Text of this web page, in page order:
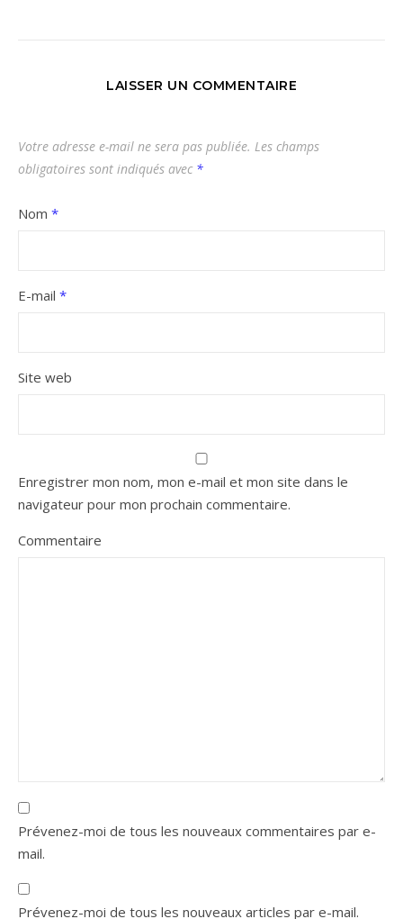
LAISSER UN COMMENTAIRE
Votre adresse e-mail ne sera pas publiée. Les champs
obligatoires sont indiqués avec *
Nom *
E-mail *
Site web
Enregistrer mon nom, mon e-mail et mon site dans le
navigateur pour mon prochain commentaire.
Commentaire
Prévenez-moi de tous les nouveaux commentaires par e-
mail.
Prévenez-moi de tous les nouveaux articles par e-mail.